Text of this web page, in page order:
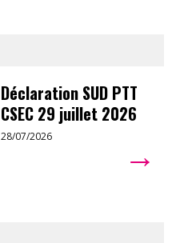
Déclaration SUD PTT
CSEC 29 juillet 2026
28/07/2026 →